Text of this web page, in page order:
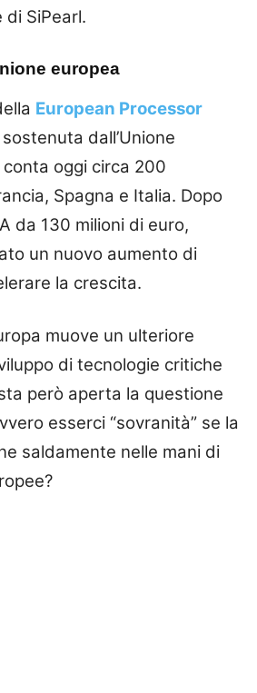
di SiPearl.
europea
European Processor
dall’Unione
oggi circa 200
Spagna e Italia. Dopo
da 130 milioni di euro,
un nuovo aumento di
la crescita.
muove un ulteriore
di tecnologie critiche
però aperta la questione
esserci “sovranità” se la
saldamente nelle mani di